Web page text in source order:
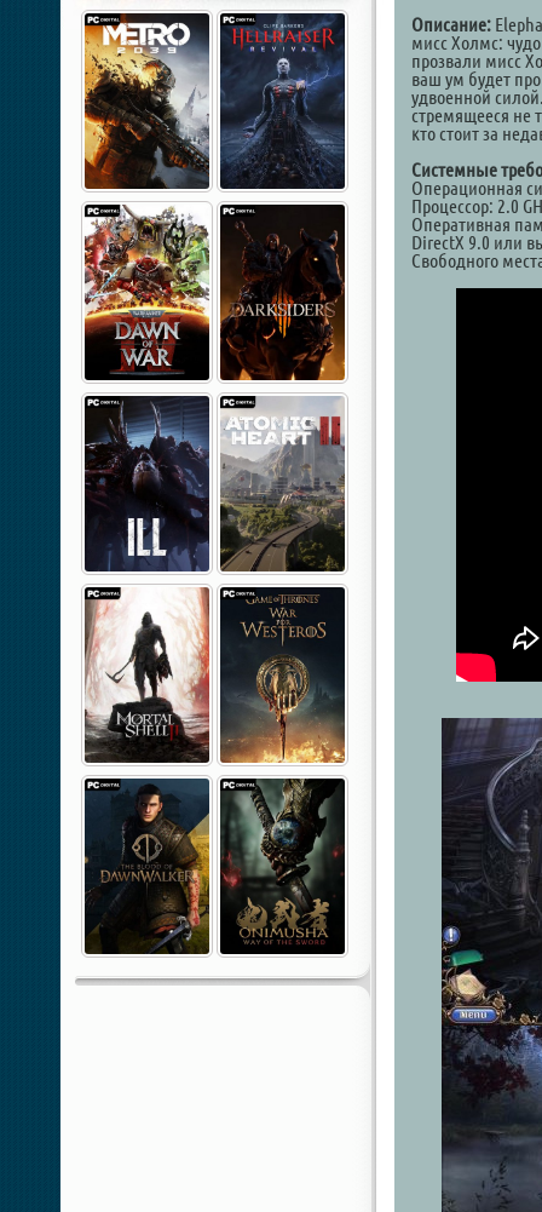
Описание:
мисс Холмс:
прозвали мисс
ваш ум будет
удвоенной
стремящееся не
кто стоит за
Системные
Операционная
Процессор: 2.0
Оперативная
DirectX 9.0 или
Свободного